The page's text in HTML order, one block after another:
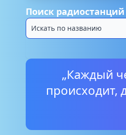
Поиск радиостанций
„Каждый
происходит,